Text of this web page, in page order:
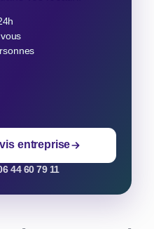
entreprise
44 60 79 11